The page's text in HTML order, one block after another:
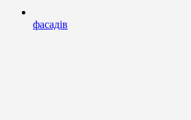
фасадів